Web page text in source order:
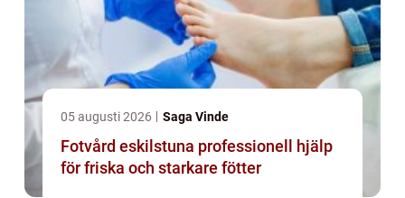
05 augusti 2026 Saga Vinde
Fotvård eskilstuna professionell hjälp
för friska och starkare fötter